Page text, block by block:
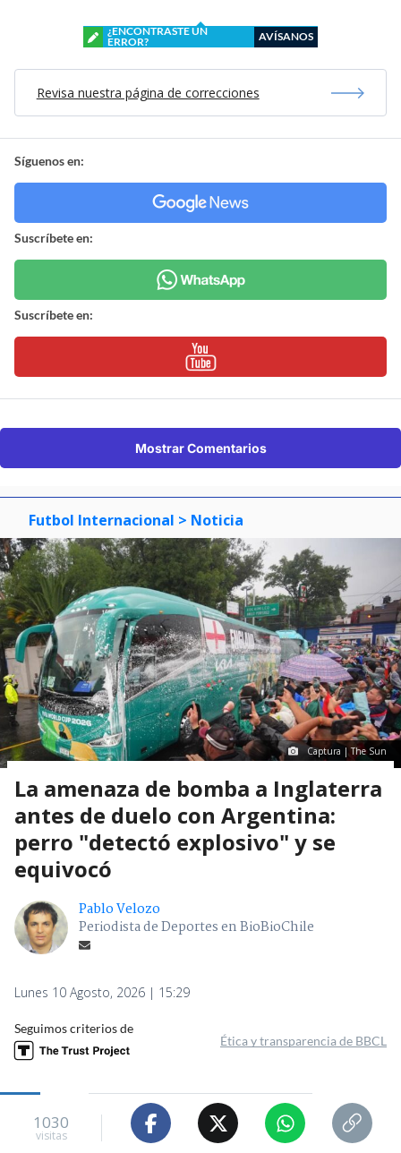
¿ENCONTRASTE UN
ERROR?
AVÍSANOS
Revisa nuestra página de correcciones
Síguenos en:
Suscríbete en:
Suscríbete en:
Mostrar Comentarios
Futbol Internacional > Noticia
Captura | The Sun
La amenaza de bomba a Inglaterra
antes de duelo con Argentina:
perro "detectó explosivo" y se
equivocó
Pablo Velozo
Periodista de Deportes en BioBioChile
Lunes 10 Agosto, 2026 | 15:29
Seguimos criterios de
Ética y transparencia de BBCL
1030
visitas